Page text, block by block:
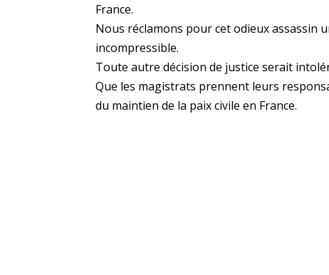
France.
Nous réclamons pour cet odieux assassin
incompressible.
Toute autre décision de justice serait
Que les magistrats prennent leurs
du maintien de la paix civile en France.